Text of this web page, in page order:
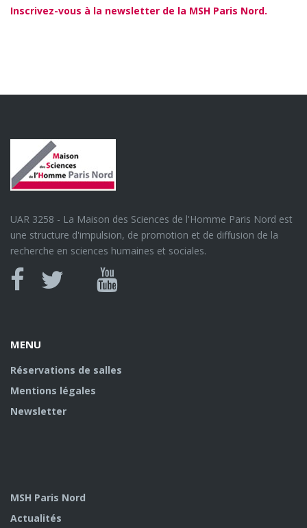
Inscrivez-vous à la newsletter de la MSH Paris Nord.
UAR 3258 - La Maison des Sciences de l'Homme Paris Nord est
une structure d'impulsion, de promotion et de diffusion de la
recherche en sciences humaines et sociales.
Canal
MENU
Réservations de salles
Mentions légales
Newsletter
MSH Paris Nord
Actualités